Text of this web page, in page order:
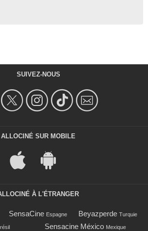
SUIVEZ-NOUS
ALLOCINÉ SUR MOBILE
À L'ÉTRANGER
SensaCine Espagne Beyazperde Turquie
Sensacine México Mexique